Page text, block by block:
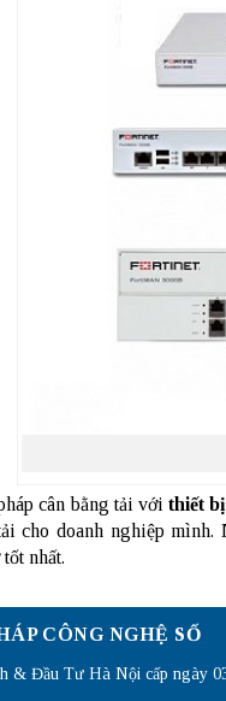
cân bằng tải với thiết
cho doanh nghiệp mình.
nhất.
CÔNG NGHỆ SỐ
& Đầu Tư Hà Nội cấp ngày